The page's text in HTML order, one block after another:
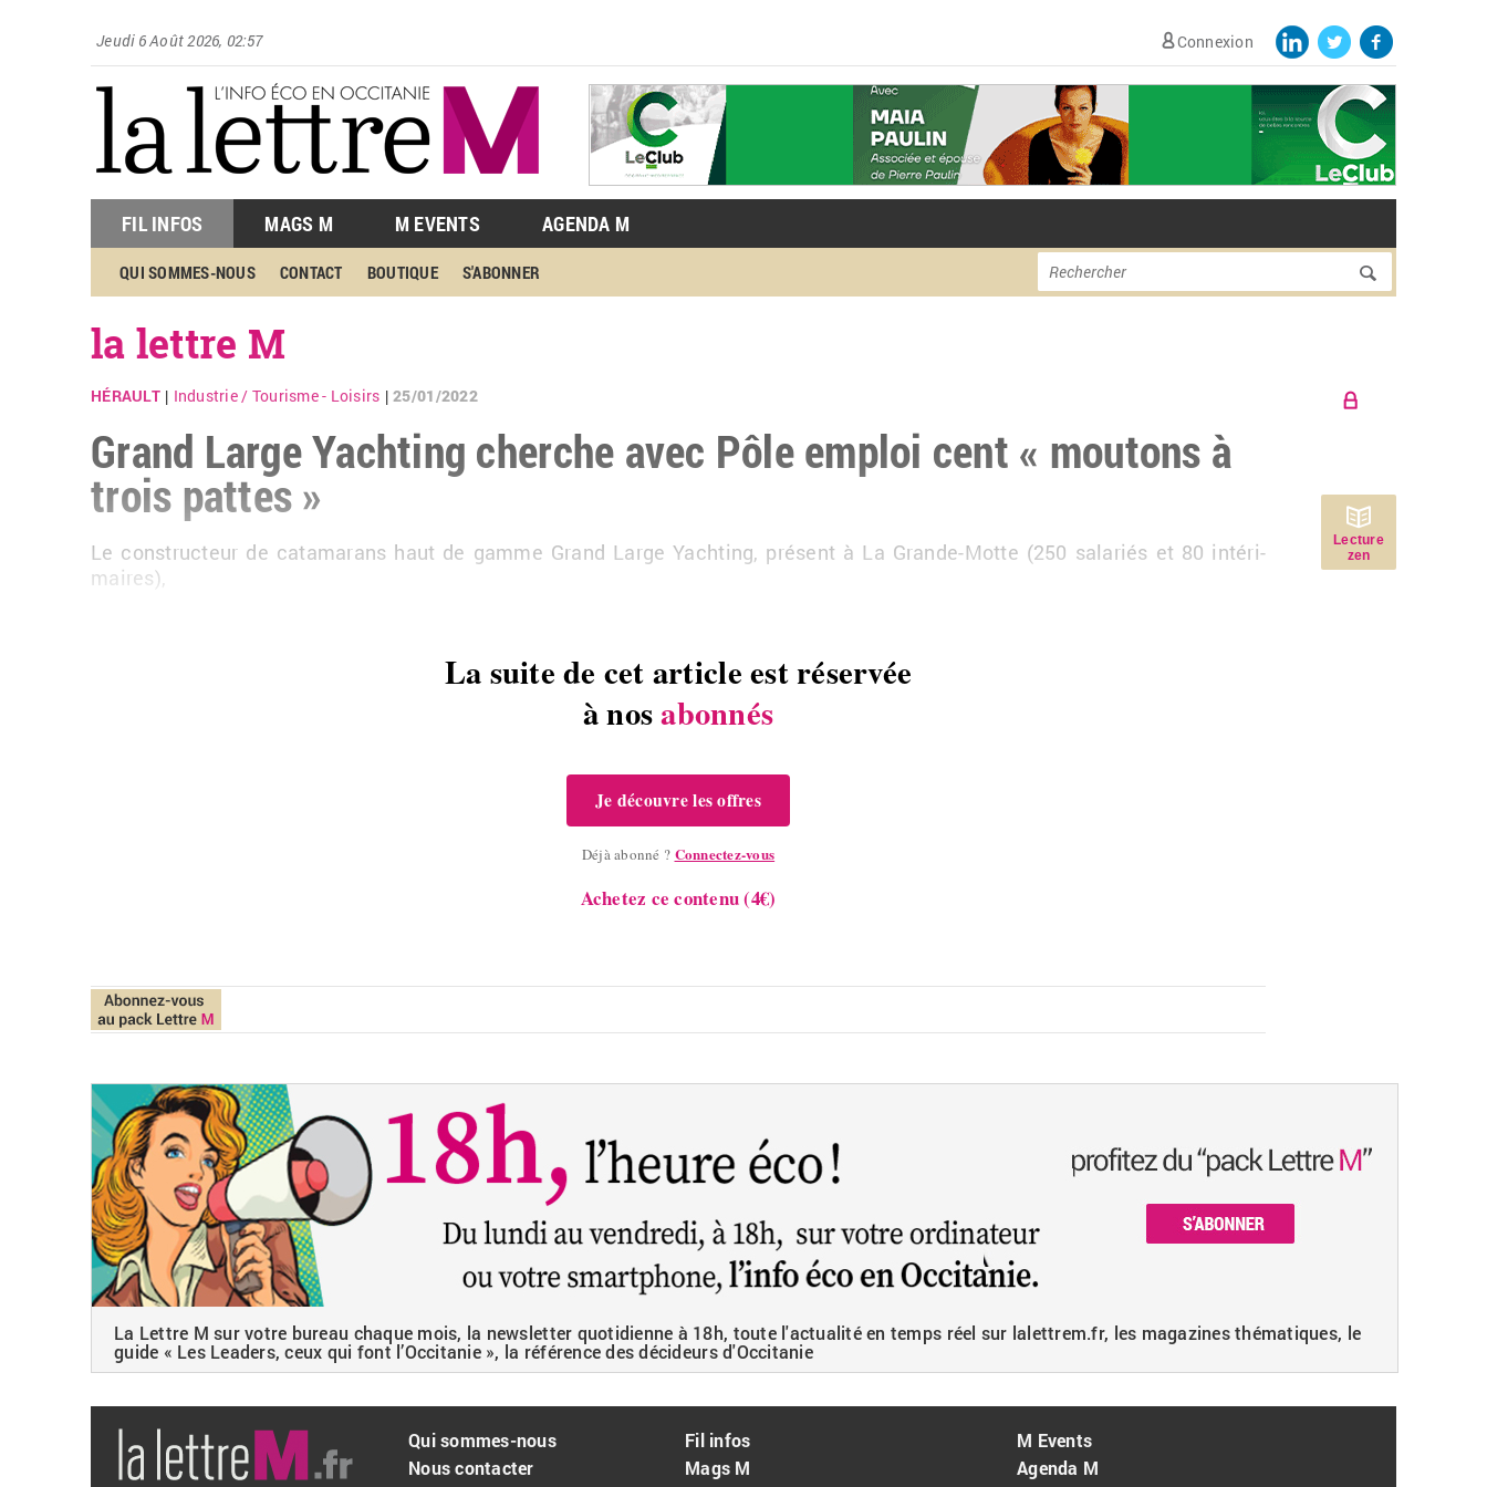
Jeudi 6 Août 2026, 02:57 Connexion
FIL INFOS MAGS M M EVENTS AGENDA M
QUI SOMMES-NOUS CONTACT BOUTIQUE S'ABONNER Formulaire de
Rechercher
la lettre M
HÉRAULT| Industrie/ Tourisme - Loisirs |25/01/2022
Grand Large Yachting cherche avec Pôle emploi cent « moutons à
trois pattes »
Le construc­teur de ca­ta­ma­rans haut de gamme Grand Large Yach­ting, pré­sent à La Grande-Motte (250 sa­la­riés et 80 in­té­ri­
maires),
La suite de cet article est réservée
à nosabonnés
Je découvre les offres
Déjà abonné ? Connectez-vous
Achetez ce contenu (4€)
Lecture
zen
La Lettre M sur votre bureau chaque mois, la newsletter quotidienne à 18h, toute l'actualité en temps réel sur lalettrem.fr, les magazines thématiques, le
guide « Les Leaders, ceux qui font l’Occitanie », la référence des décideurs d'Occitanie
Qui sommes-nous
Nous contacter
Fil infos
Mags M
M Events
Agenda M